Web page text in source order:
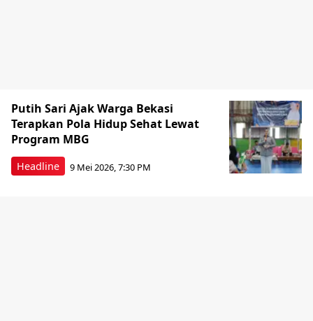
Headline
Putih Sari Ajak Warga Bekasi
Terapkan Pola Hidup Sehat Lewat
Program MBG
9 Mei 2026, 7:30 PM